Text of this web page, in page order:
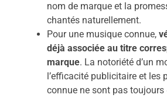
nom de marque et la
chantés naturellement.
Pour une musique connue,
déjà associée au titre
marque. La notoriété d’un
l’efficacité publicitaire et les
connue ne sont pas toujours